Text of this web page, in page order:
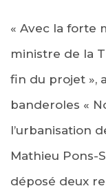
« Avec la forte
ministre de la
fin du projet »,
banderoles «
l’urbanisation
Mathieu Pons-
déposé deux